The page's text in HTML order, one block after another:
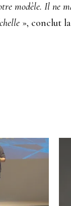
modèle. Il ne
», conclut